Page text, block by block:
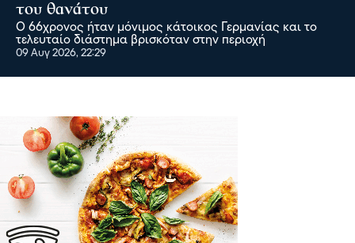
του θανάτου
Ο 66χρονος ήταν μόνιμος κάτοικος Γερμανίας και το
τελευταίο διάστημα βρισκόταν στην περιοχή
09 Αυγ 2026, 22:29